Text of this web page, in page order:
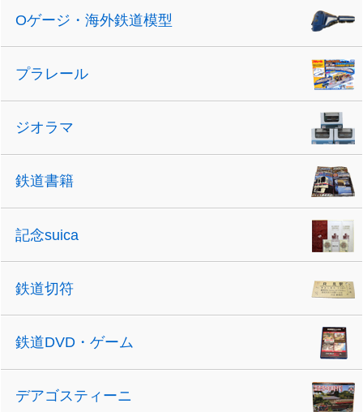
Oゲージ・海外鉄道模型
プラレール
ジオラマ
鉄道書籍
記念suica
鉄道切符
鉄道DVD・ゲーム
デアゴスティーニ